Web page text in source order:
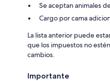
Se aceptan animales
Cargo por cama
La lista anterior puede
que los impuestos no
cambios.
Importante